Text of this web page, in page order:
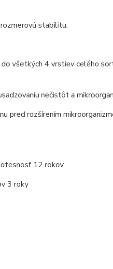
stabilitu.
všetkých 4 vrstiev celého
nečistôt a
pred rozšírením
12 rokov